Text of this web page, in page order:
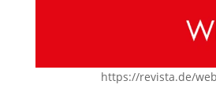
https://revista.de/